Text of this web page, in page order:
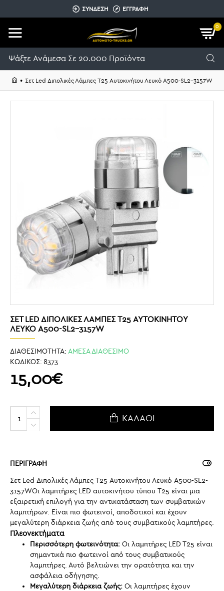
ΣΥΝΔΕΣΗ ΕΓΓΡΑΦΗ
0
Σετ Led Διπολικές Λάμπες T25 Αυτοκινήτου Λευκό A500-SL2-3157W
ΣΕΤ LED ΔΙΠΟΛΙΚΈΣ ΛΆΜΠΕΣ T25 ΑΥΤΟΚΙΝΉΤΟΥ
ΛΕΥΚΌ A500-SL2-3157W
ΔΙΑΘΕΣΙΜΟΤΗΤΑ: ΑΜΕΣΑ ΔΙΑΘΕΣΙΜΟ
ΚΩΔΙΚΟΣ: 8373
15,00€
ΚΑΛΆΘΙ
ΠΕΡΙΓΡΑΦΗ
Σετ Led Διπολικές Λάμπες T25 Αυτοκινήτου Λευκό A500-SL2-
3157WΟι λαμπτήρες LED αυτοκινήτου τύπου T25 είναι μια
εξαιρετική επιλογή για την αντικατάσταση των συμβατικών
λαμπτήρων. Είναι πιο φωτεινοί, αποδοτικοί και έχουν
μεγαλύτερη διάρκεια ζωής από τους συμβατικούς λαμπτήρες.
Πλεονεκτήματα
Περισσότερη φωτεινότητα: Οι λαμπτήρες LED T25 είναι
σημαντικά πιο φωτεινοί από τους συμβατικούς
λαμπτήρες. Αυτό βελτιώνει την ορατότητα και την
ασφάλεια οδήγησης.
Μεγαλύτερη διάρκεια ζωής: Οι λαμπτήρες έχουν